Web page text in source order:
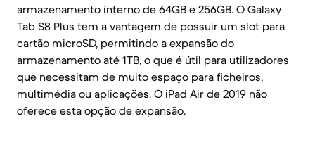
armazenamento interno de 64GB e 256GB. O Galaxy
Tab S8 Plus tem a vantagem de possuir um slot para
cartão microSD, permitindo a expansão do
armazenamento até 1TB, o que é útil para utilizadores
que necessitam de muito espaço para ficheiros,
multimédia ou aplicações. O iPad Air de 2019 não
oferece esta opção de expansão.